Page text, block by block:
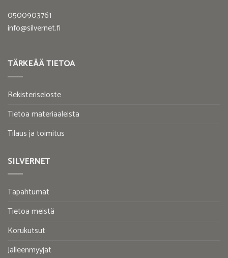
0500903761
info@silvernet.fi
TÄRKEÄÄ TIETOA
Rekisteriseloste
Tietoa materiaaleista
Tilaus ja toimitus
SILVERNET
Tapahtumat
Tietoa meistä
Korukutsut
Jälleenmyyjät